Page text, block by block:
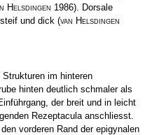
Helsdingen 1986). Dorsale
und dick (van Helsdingen
im hinteren
hinten deutlich schmaler als
der breit und in leicht
Rezeptacula anschliesst.
vorderen Rand der epigynalen